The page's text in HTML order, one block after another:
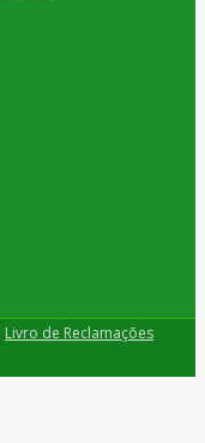
Livro de Reclamações